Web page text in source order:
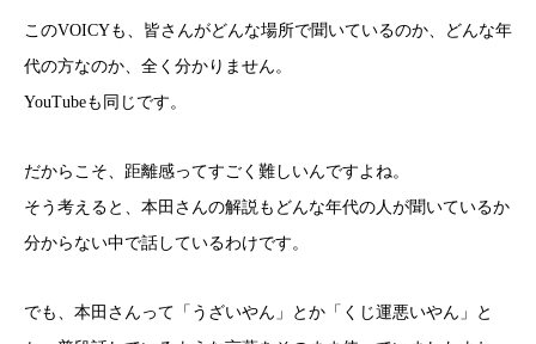
このVOICYも、皆さんがどんな場所で聞いているのか、どんな年
代の方なのか、全く分かりません。
YouTubeも同じです。
だからこそ、距離感ってすごく難しいんですよね。
そう考えると、本田さんの解説もどんな年代の人が聞いているか
分からない中で話しているわけです。
でも、本田さんって「うざいやん」とか「くじ運悪いやん」と